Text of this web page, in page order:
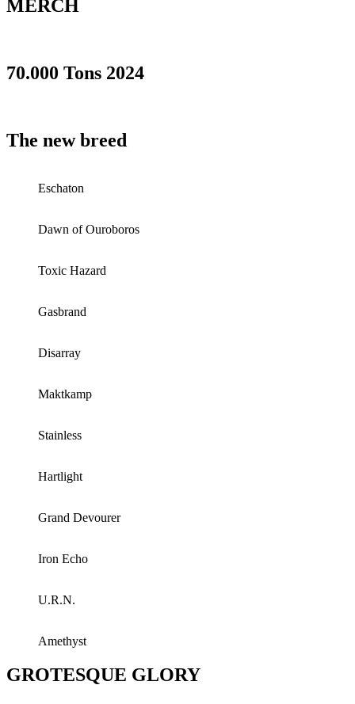
MERCH
70.000 Tons 2024
The new breed
Eschaton
Dawn of Ouroboros
Toxic Hazard
Gasbrand
Disarray
Maktkamp
Stainless
Hartlight
Grand Devourer
Iron Echo
U.R.N.
Amethyst
GROTESQUE GLORY